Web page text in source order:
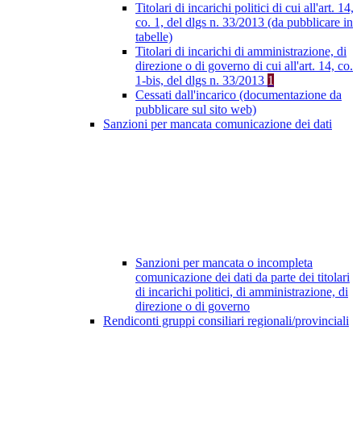
Titolari di incarichi politici di cui all'art. 14,
co. 1, del dlgs n. 33/2013 (da pubblicare in
tabelle)
Titolari di incarichi di amministrazione, di
direzione o di governo di cui all'art. 14, co.
1-bis, del dlgs n. 33/2013 1
Cessati dall'incarico (documentazione da
pubblicare sul sito web)
Sanzioni per mancata comunicazione dei dati
Sanzioni per mancata o incompleta
comunicazione dei dati da parte dei titolari
di incarichi politici, di amministrazione, di
direzione o di governo
Rendiconti gruppi consiliari regionali/provinciali